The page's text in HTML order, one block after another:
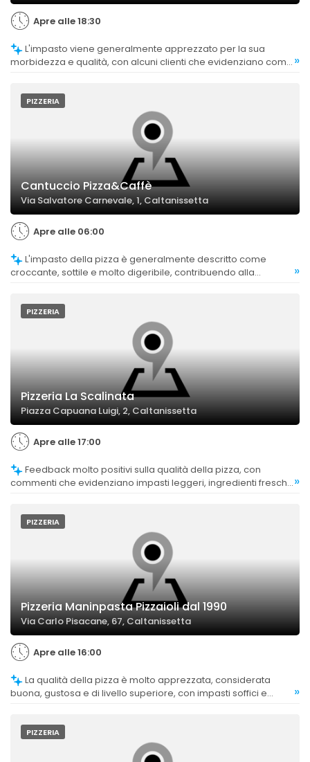
Apre alle 18:30
morbidezza e qualità, con alcuni clienti che evidenziano come »
PIZZERIA
Cantuccio Pizza&Caffè
Via Salvatore Carnevale, 1, Caltanissetta
Apre alle 06:00
croccante, sottile e molto digeribile, contribuendo alla
»
PIZZERIA
Pizzeria La Scalinata
Piazza Capuana Luigi, 2, Caltanissetta
Apre alle 17:00
commenti che evidenziano impasti leggeri, ingredienti freschi »
PIZZERIA
Pizzeria Maninpasta Pizzaioli dal 1990
Via Carlo Pisacane, 67, Caltanissetta
Apre alle 16:00
buona, gustosa e di livello superiore, con impasti soffici e
»
PIZZERIA